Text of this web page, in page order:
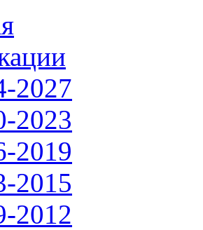
2027
2023
2019
2015
2012